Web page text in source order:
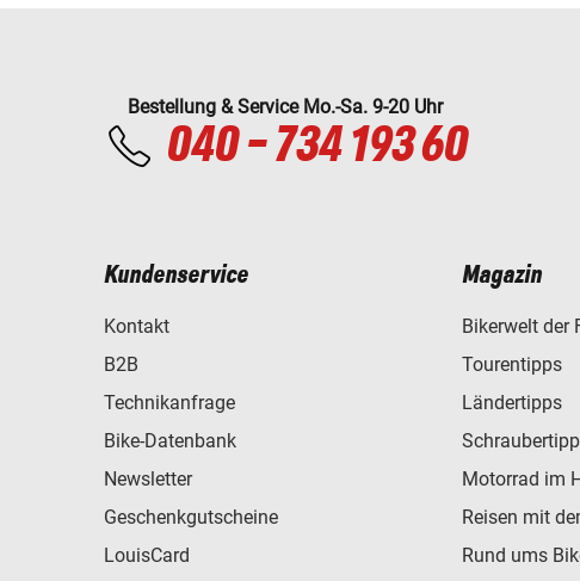
Bestellung & Service Mo.-Sa. 9-20 Uhr
040 - 734 193 60
Kundenservice
Kontakt
B2B
Technikanfrage
Bike-Datenbank
Newsletter
Geschenkgutscheine
LouisCard
Magazin
Bikerwelt der
Tourentipps
Ländertipps
Motorrad im
Reisen mit
Rund ums